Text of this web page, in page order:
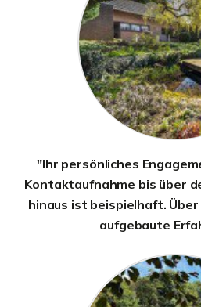
"Ihr persönliches
Kontaktaufnahme bis über
hinaus ist beispielhaft.
aufgebaute